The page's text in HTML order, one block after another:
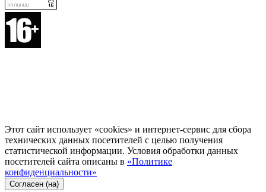
Этот сайт использует «cookies» и интернет-сервис для сбора
технических данных посетителей с целью получения
статистической информации. Условия обработки данных
посетителей сайта описаны в «Политике
конфиденциальности»
Согласен (на)